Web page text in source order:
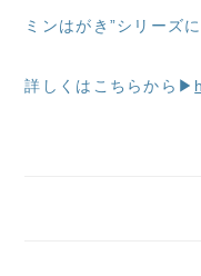
ミンはがき”シリーズ
詳しくはこちらから▶